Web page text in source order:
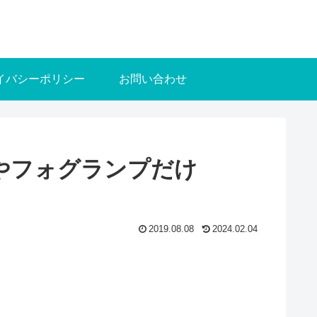
バシーポリシー お問い合わせ
フォグランプだけ
2019.08.08 2024.02.04